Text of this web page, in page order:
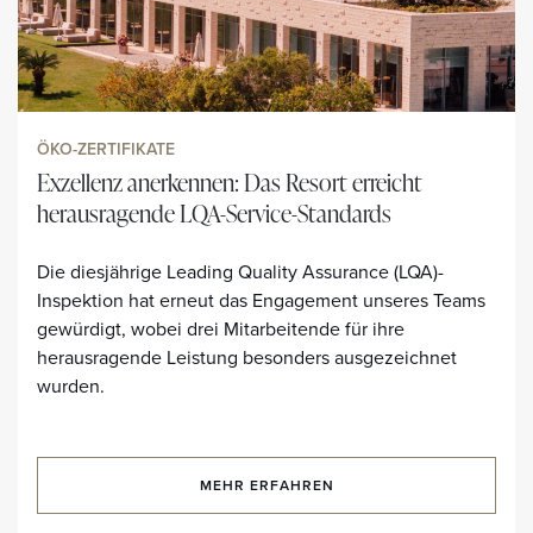
ÖKO-ZERTIFIKATE
Exzellenz anerkennen: Das Resort erreicht
herausragende LQA-Service-Standards
Die diesjährige Leading Quality Assurance (LQA)-
Inspektion hat erneut das Engagement unseres Teams
gewürdigt, wobei drei Mitarbeitende für ihre
herausragende Leistung besonders ausgezeichnet
wurden.
MEHR ERFAHREN